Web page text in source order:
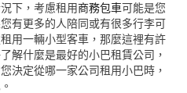
下，考慮租用商務包車可能是您
有更多的人陪同或有很多行李可
用一輛小型客車，那麼這裡有許
解什麼是最好的小巴租賃公司，
決定從哪一家公司租用小巴時，